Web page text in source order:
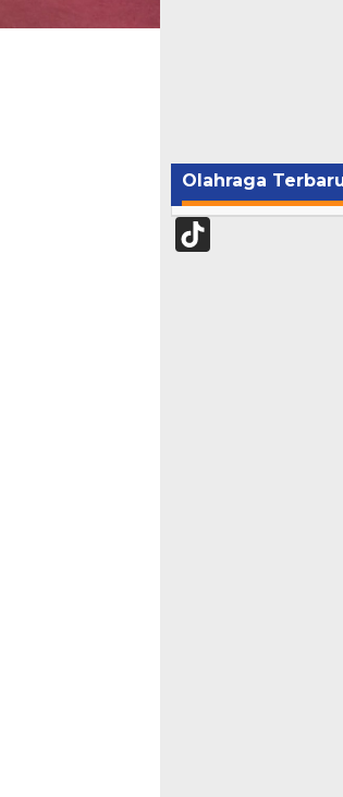
Olahraga
TikTok